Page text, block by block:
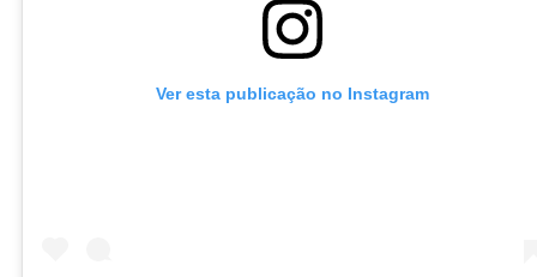
Ver esta publicação no Instagram